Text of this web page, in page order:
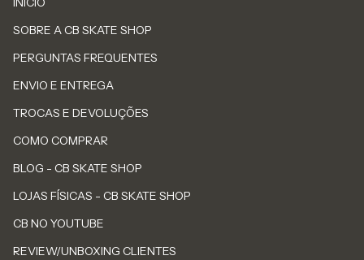
SOBRE A CB SKATE SHOP
PERGUNTAS FREQUENTES
ENVIO E ENTREGA
TROCAS E DEVOLUÇÕES
COMO COMPRAR
BLOG - CB SKATE SHOP
LOJAS FÍSICAS - CB SKATE SHOP
CB NO YOUTUBE
REVIEW/UNBOXING CLIENTES